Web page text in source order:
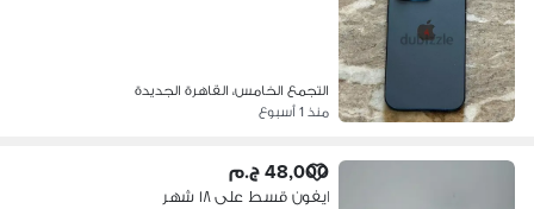
التجمع الخامس، القاهرة الجديدة
منذ 1 أسبوع
48,000 ج.م
ايفون قسط على ١٨ شهر